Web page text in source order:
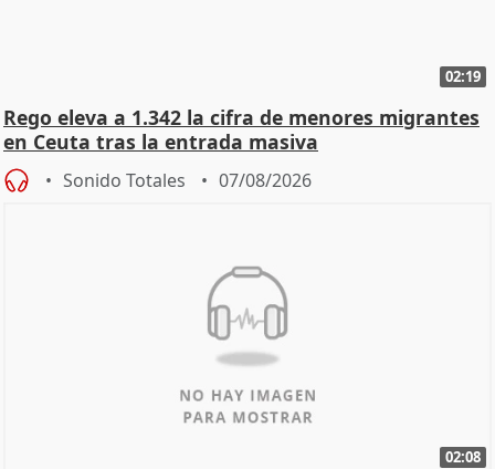
02:19
Rego eleva a 1.342 la cifra de menores migrantes
en Ceuta tras la entrada masiva
Sonido Totales 07/08/2026
02:08